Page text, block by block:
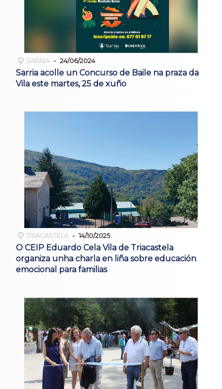
SARRIA 24/06/2024
Sarria acolle un Concurso de Baile na praza da
Vila este martes, 25 de xuño
TRIACASTELA 14/10/2025
O CEIP Eduardo Cela Vila de Triacastela
organiza unha charla en liña sobre educación
emocional para familias